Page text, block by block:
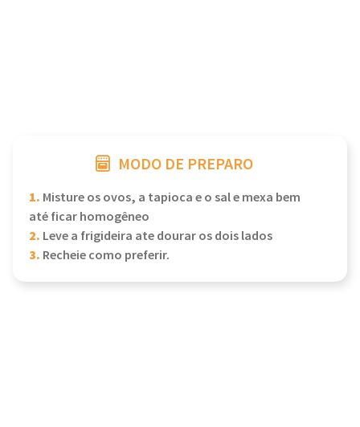
MODO DE PREPARO
1. Misture os ovos, a tapioca e o sal e mexa bem
até ficar homogêneo
2. Leve a frigideira ate dourar os dois lados
3. Recheie como preferir.